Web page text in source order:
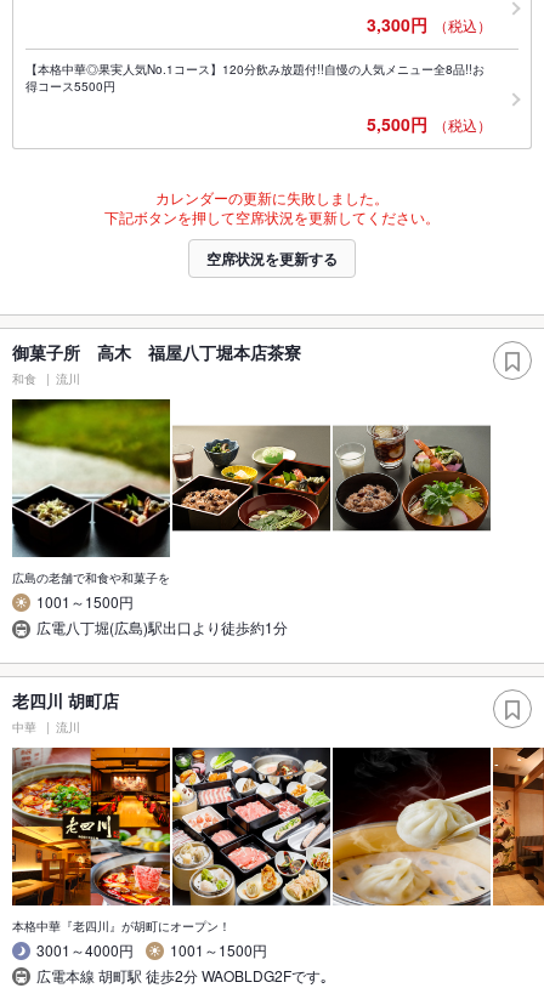
3,300円 （税込）
【本格中華◎果実人気No.1コース】120分飲み放題付!!自慢の人気メニュー全8品!!お
得コース5500円
5,500円 （税込）
カレンダーの更新に失敗しました。
下記ボタンを押して空席状況を更新してください。
空席状況を更新する
御菓子所 高木 福屋八丁堀本店茶寮
和食 流川
広島の老舗で和食や和菓子を
1001～1500円
広電八丁堀(広島)駅出口より徒歩約1分
老四川 胡町店
中華 流川
本格中華『老四川』が胡町にオープン！
3001～4000円
1001～1500円
広電本線 胡町駅 徒歩2分 WAOBLDG2Fです｡